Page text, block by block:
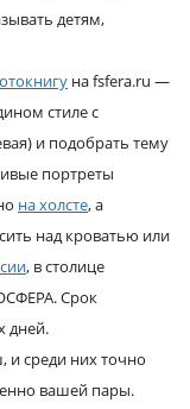
детям,
на fsfera.ru —
стиле с
и подобрать тему
портреты
на холсте, а
над кроватью или
, в столице
Срок
дней.
и среди них точно
вашей пары.